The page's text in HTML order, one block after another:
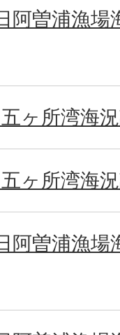
阿曽浦漁場
ヶ所湾海
ヶ所湾海
阿曽浦漁場